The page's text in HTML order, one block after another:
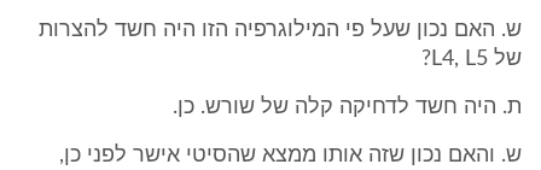
ש. האם נכון שעל פי המילוגרפיה הזו היה חשד להצרות
של L4, L5?
ת. היה חשד לדחיקה קלה של שורש. כן.
ש. והאם נכון שזה אותו ממצא שהסיטי אישר לפני כן,